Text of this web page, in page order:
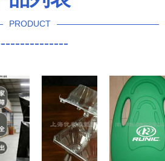
PRODUCT